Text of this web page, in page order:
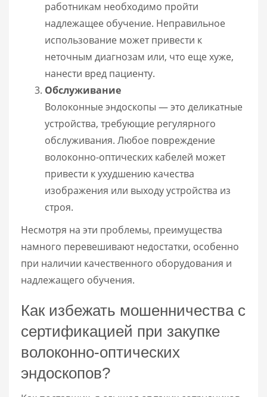
работникам необходимо пройти
надлежащее обучение. Неправильное
использование может привести к
неточным диагнозам или, что еще хуже,
нанести вред пациенту.
Обслуживание
Волоконные эндоскопы — это деликатные
устройства, требующие регулярного
обслуживания. Любое повреждение
волоконно-оптических кабелей может
привести к ухудшению качества
изображения или выходу устройства из
строя.
Несмотря на эти проблемы, преимущества
намного перевешивают недостатки, особенно
при наличии качественного оборудования и
надлежащего обучения.
Как избежать мошенничества с
сертификацией при закупке
волоконно-оптических
эндоскопов?